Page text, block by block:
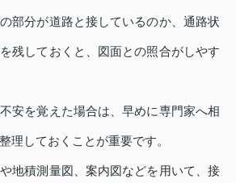
部分が道路と接しているのか、通路状
残しておくと、図面との照合がしやす
安を覚えた場合は、早めに専門家へ相
理しておくことが重要です。
地積測量図、案内図などを用いて、接